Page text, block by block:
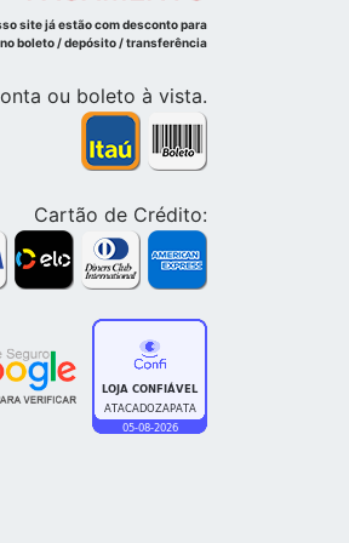
site já estão com desconto para
pagamento à vista no boleto / depósito / transferência
ou boleto à vista.
Cartão de Crédito: